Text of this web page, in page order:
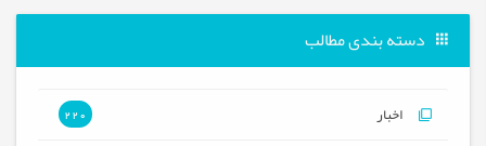
دسته بندی مطالب
اخبار 220